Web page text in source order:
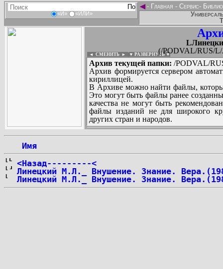
«И» «ИЛИ»
◄- Главная - Сервис-
(/PODVAL/RUS/
◄ СМЕНИТЬ ► ▼ РАЗВЕРНУТЬ ▼
Архив текущей папки: /PODVAL/
Архив формируется сервером
кириллицей.
В Архиве можно найти файлы,
Это могут быть файлы ранее
качества не могут быть
файлы изданий не для широкого
других стран и народов.
Имя
<Назад---------<
Линецкий М.Л._ Внушение. Знание.
Линецкий М.Л._ Внушение. Знание.